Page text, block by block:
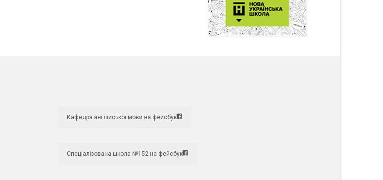
Кафедра англійської мови на фейсбук
Спеціалізована школа №152 на фейсбук